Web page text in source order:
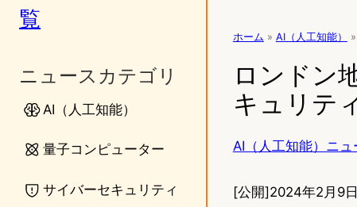
覧
ニュースカテゴリ
AI（人工知能）
量子コンピューター
サイバーセキュリティ
ホーム » AI（人工知能） »
ロンドン
キュリテ
AI（人工知能）ニュ
[公開]2024年2月9